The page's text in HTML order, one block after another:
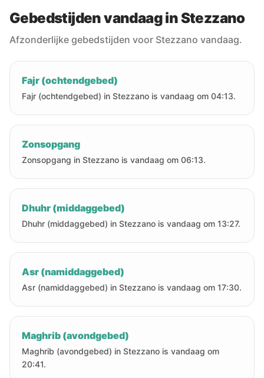
Gebedstijden vandaag in Stezzano
Afzonderlijke gebedstijden voor Stezzano vandaag.
Fajr (ochtendgebed)
Fajr (ochtendgebed) in Stezzano is vandaag om 04:13.
Zonsopgang
Zonsopgang in Stezzano is vandaag om 06:13.
Dhuhr (middaggebed)
Dhuhr (middaggebed) in Stezzano is vandaag om 13:27.
Asr (namiddaggebed)
Asr (namiddaggebed) in Stezzano is vandaag om 17:30.
Maghrib (avondgebed)
Maghrib (avondgebed) in Stezzano is vandaag om
20:41.